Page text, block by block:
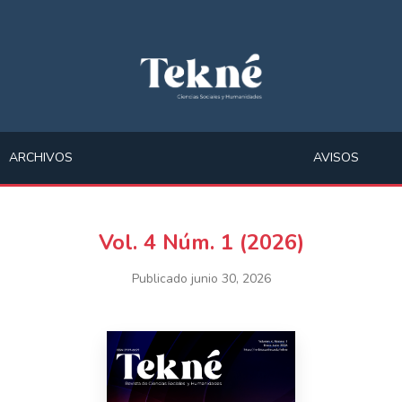
ARCHIVOS AVISOS
Vol. 4 Núm. 1 (2026)
Publicado junio 30, 2026